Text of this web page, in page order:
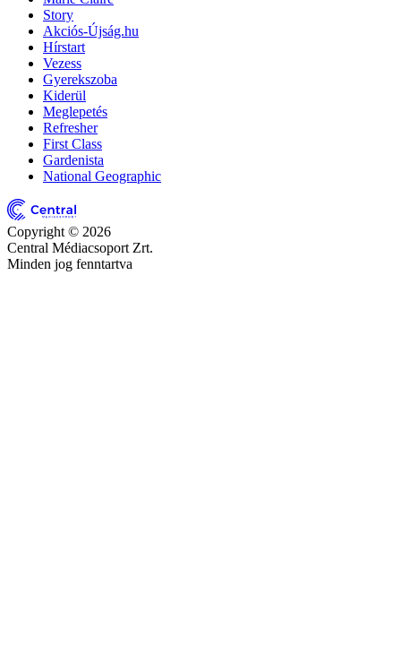
Story
Akciós-Újság.hu
Hírstart
Vezess
Gyerekszoba
Kiderül
Meglepetés
Refresher
First Class
Gardenista
National Geographic
Copyright © 2026
Central Médiacsoport Zrt.
Minden jog fenntartva